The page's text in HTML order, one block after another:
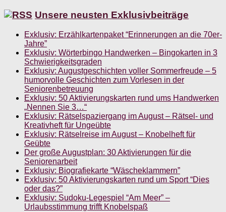
Unsere neusten Exklusivbeiträge
Exklusiv: Erzählkartenpaket “Erinnerungen an die 70er-
Jahre”
Exklusiv: Wörterbingo Handwerken – Bingokarten in 3
Schwierigkeitsgraden
Exklusiv: Augustgeschichten voller Sommerfreude – 5
humorvolle Geschichten zum Vorlesen in der
Seniorenbetreuung
Exklusiv: 50 Aktivierungskarten rund ums Handwerken
„Nennen Sie 3…“
Exklusiv: Rätselspaziergang im August – Rätsel- und
Kreativheft für Ungeübte
Exklusiv: Rätselreise im August – Knobelheft für
Geübte
Der große Augustplan: 30 Aktivierungen für die
Seniorenarbeit
Exklusiv: Biografiekarte “Wäscheklammern”
Exklusiv: 50 Aktivierungskarten rund um Sport “Dies
oder das?”
Exklusiv: Sudoku-Legespiel “Am Meer” –
Urlaubsstimmung trifft Knobelspaß